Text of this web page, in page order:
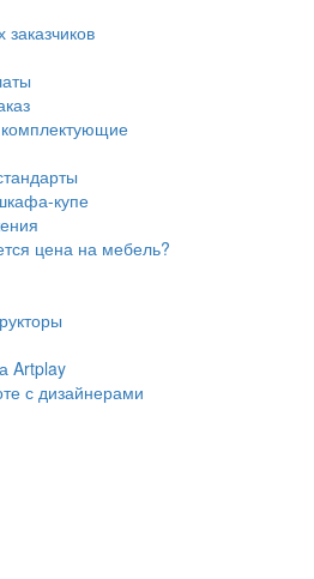
купе
цена на мебель?
Artplay
с дизайнерами